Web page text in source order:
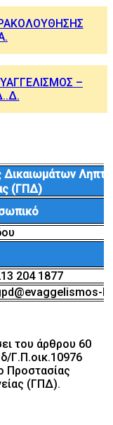
–
Δικαιωμάτων
(ΓΠΔ)
204 1877
του άρθρου 60
Γ.Π.οικ.10976
Προστασίας
(ΓΠΔ).